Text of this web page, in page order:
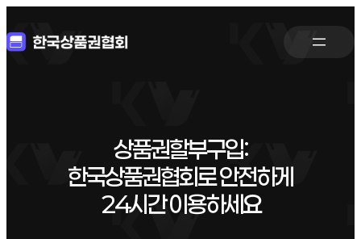
상품권할부구입:
한국상품권협회로 안전하게
24시간 이용하세요